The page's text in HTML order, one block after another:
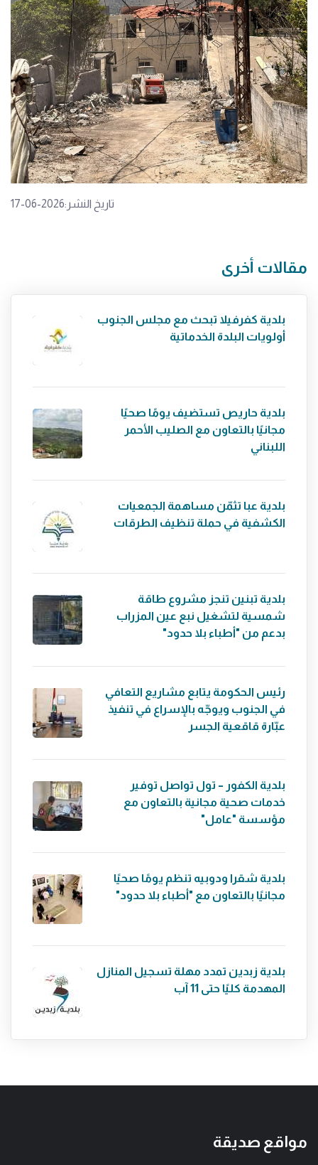
تاريخ النشر:2026-06-17
مقالات أخرى
بلدية كفرفيلا تبحث مع مجلس الجنوب
أولويات البلدة الخدماتية
بلدية حاريص تستضيف يومًا صحيًا
مجانيًا بالتعاون مع الصليب الأحمر
اللبناني
بلدية عبا تثمّن مساهمة الجمعيات
الكشفية في حملة تنظيف الطرقات
بلدية تبنين تنجز مشروع طاقة
شمسية لتشغيل نبع عين المزراب
بدعم من "أطباء بلا حدود"
رئيس الحكومة يتابع مشاريع التعافي
في الجنوب ويوجّه بالإسراع في تنفيذ
عبّارة قاقعية الجسر
بلدية الكفور – تول تواصل توفير
خدمات صحية مجانية بالتعاون مع
مؤسسة "عامل"
بلدية شقرا ودوبيه تنظم يومًا صحيًا
مجانيًا بالتعاون مع "أطباء بلا حدود"
بلدية زبدين تمدد مهلة تسجيل المنازل
المهدمة كليًا حتى 11 آب
مواقع صديقة